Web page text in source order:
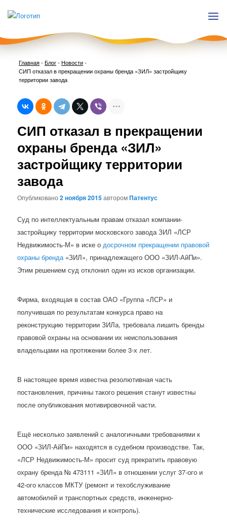
Главная-Блог- Новости-
СИП отказал в прекращении охраны бренда «ЗИЛ» застройщику
территории завода
СИП отказал в прекращении
охраны бренда «ЗИЛ»
застройщику территории
завода
Опубликовано2 ноября 2015авторомПатентус
Суд по интеллектуальным правам отказал компании-
застройщику территории московского завода ЗИЛ «ЛСР
Недвижимость-М» в иске одосрочном прекращении правовой
охраны бренда«ЗИЛ», принадлежащего ООО «ЗИЛ-АйПи».
Этим решением суд отклонил один из исков организации.
Фирма, входящая в состав ОАО «Группа «ЛСР» и
получившая по результатам конкурса право на
реконструкцию территории ЗИЛа, требовала лишить бренды
правовой охраны на основании их неиспользования
владельцами на протяжении более 3-х лет.
В настоящее время известна резолютивная часть
постановления, причины такого решения станут известны
после опубликования мотивировочной части.
Ещё несколько заявлений с аналогичными требованиями к
ООО «ЗИЛ-АйПи» находятся в судебном производстве. Так,
«ЛСР Недвижимость-М» просит суд прекратить правовую
охрану бренда № 473111 «ЗИЛ» в отношении услуг 37-ого и
42-ого классов МКТУ (ремонт и техобслуживание
автомобилей и транспортных средств, инженерно-
технические исследования и контроль).